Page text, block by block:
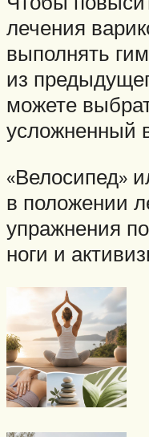
лечения
выполнять
из
можете
усложненный
«Велосипед»
в положении
упражнения
ноги и